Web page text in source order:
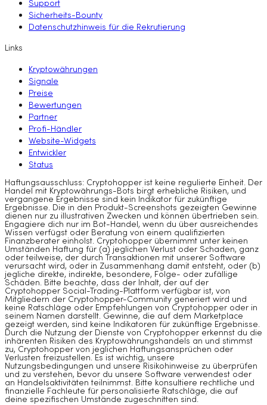
Support
Sicherheits-Bounty
Datenschutzhinweis für die Rekrutierung
Links
Kryptowährungen
Signale
Preise
Bewertungen
Partner
Profi-Händler
Website-Widgets
Entwickler
Status
Haftungsausschluss: Cryptohopper ist keine regulierte Einheit. Der
Handel mit Kryptowährungs-Bots birgt erhebliche Risiken, und
vergangene Ergebnisse sind kein Indikator für zukünftige
Ergebnisse. Die in den Produkt-Screenshots gezeigten Gewinne
dienen nur zu illustrativen Zwecken und können übertrieben sein.
Engagiere dich nur im Bot-Handel, wenn du über ausreichendes
Wissen verfügst oder Beratung von einem qualifizierten
Finanzberater einholst. Cryptohopper übernimmt unter keinen
Umständen Haftung für (a) jeglichen Verlust oder Schaden, ganz
oder teilweise, der durch Transaktionen mit unserer Software
verursacht wird, oder in Zusammenhang damit entsteht, oder (b)
jegliche direkte, indirekte, besondere, Folge- oder zufällige
Schäden. Bitte beachte, dass der Inhalt, der auf der
Cryptohopper Social-Trading-Plattform verfügbar ist, von
Mitgliedern der Cryptohopper-Community generiert wird und
keine Ratschläge oder Empfehlungen von Cryptohopper oder in
seinem Namen darstellt. Gewinne, die auf dem Marketplace
gezeigt werden, sind keine Indikatoren für zukünftige Ergebnisse.
Durch die Nutzung der Dienste von Cryptohopper erkennst du die
inhärenten Risiken des Kryptowährungshandels an und stimmst
zu, Cryptohopper von jeglichen Haftungsansprüchen oder
Verlusten freizustellen. Es ist wichtig, unsere
Nutzungsbedingungen und unsere Risikohinweise zu überprüfen
und zu verstehen, bevor du unsere Software verwendest oder
an Handelsaktivitäten teilnimmst. Bitte konsultiere rechtliche und
finanzielle Fachleute für personalisierte Ratschläge, die auf
deine spezifischen Umstände zugeschnitten sind.